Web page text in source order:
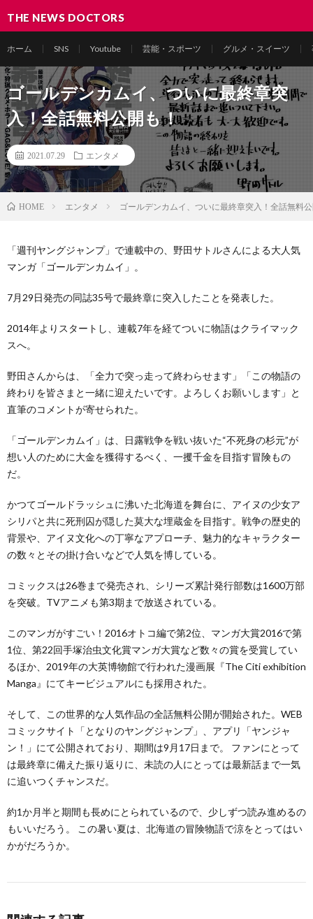
THE NEWS DOCTORS
ホーム SNS Youtube 芸能・スポーツ グルメ・スイーツ
ゴールデンカムイ、ついに最終章突
入！全話無料公開も！
2021.07.29 エンタメ
HOME エンタメ ゴールデンカムイ、ついに最終章突入！全話無料
「週刊ヤングジャンプ」で連載中の、野田サトルさんによる大人気
マンガ「ゴールデンカムイ」。
7月29日発売の同誌35号で最終章に突入したことを発表した。
2014年よりスタートし、連載7年を経てついに物語はクライマック
スへ。
野田さんからは、「全力で突っ走って終わらせます」「この物語の
終わりを皆さまと一緒に迎えたいです。よろしくお願いします」と
直筆のコメントが寄せられた。
「ゴールデンカムイ」は、日露戦争を戦い抜いた“不死身の杉元”が
想い人のために大金を獲得するべく、一攫千金を目指す冒険もの
だ。
かつてゴールドラッシュに沸いた北海道を舞台に、アイヌの少女ア
シリパと共に死刑囚が隠した莫大な埋蔵金を目指す。戦争の歴史的
背景や、アイヌ文化への丁寧なアプローチ、魅力的なキャラクター
の数々とその掛け合いなどで人気を博している。
コミックスは26巻まで発売され、シリーズ累計発行部数は1600万部
を突破。TVアニメも第3期まで放送されている。
このマンガがすごい！2016オトコ編で第2位、マンガ大賞2016で第
1位、第22回手塚治虫文化賞マンガ大賞など数々の賞を受賞してい
るほか、2019年の大英博物館で行われた漫画展『The Citi exhibition
Manga』にてキービジュアルにも採用された。
そして、この世界的な人気作品の全話無料公開が開始された。WEB
コミックサイト「となりのヤングジャンプ」、アプリ「ヤンジャ
ン！」にて公開されており、期間は9月17日まで。 ファンにとって
は最終章に備えた振り返りに、未読の人にとっては最新話まで一気
に追いつくチャンスだ。
約1か月半と期間も長めにとられているので、少しずつ読み進めるの
もいいだろう。 この暑い夏は、北海道の冒険物語で涼をとってはい
かがだろうか。